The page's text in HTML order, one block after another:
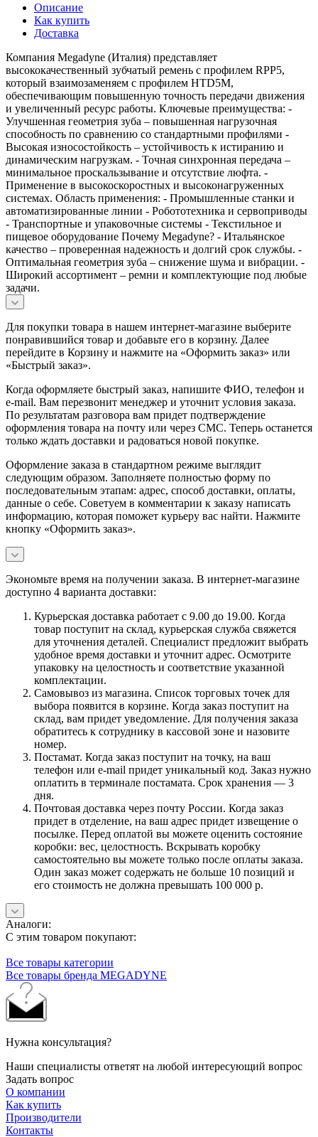
Описание
Как купить
Доставка
Компания Megadyne (Италия) представляет
высококачественный зубчатый ремень с профилем RPP5,
который взаимозаменяем с профилем HTD5M,
обеспечивающим повышенную точность передачи движения
и увеличенный ресурс работы. Ключевые преимущества: -
Улучшенная геометрия зуба – повышенная нагрузочная
способность по сравнению со стандартными профилями -
Высокая износостойкость – устойчивость к истиранию и
динамическим нагрузкам. - Точная синхронная передача –
минимальное проскальзывание и отсутствие люфта. -
Применение в высокоскоростных и высоконагруженных
системах. Область применения: - Промышленные станки и
автоматизированные линии - Робототехника и сервоприводы
- Транспортные и упаковочные системы - Текстильное и
пищевое оборудование Почему Megadyne? - Итальянское
качество – проверенная надежность и долгий срок службы. -
Оптимальная геометрия зуба – снижение шума и вибрации. -
Широкий ассортимент – ремни и комплектующие под любые
задачи.
Для покупки товара в нашем интернет-магазине выберите
понравившийся товар и добавьте его в корзину. Далее
перейдите в Корзину и нажмите на «Оформить заказ» или
«Быстрый заказ».
Когда оформляете быстрый заказ, напишите ФИО, телефон и
e-mail. Вам перезвонит менеджер и уточнит условия заказа.
По результатам разговора вам придет подтверждение
оформления товара на почту или через СМС. Теперь останется
только ждать доставки и радоваться новой покупке.
Оформление заказа в стандартном режиме выглядит
следующим образом. Заполняете полностью форму по
последовательным этапам: адрес, способ доставки, оплаты,
данные о себе. Советуем в комментарии к заказу написать
информацию, которая поможет курьеру вас найти. Нажмите
кнопку «Оформить заказ».
Экономьте время на получении заказа. В интернет-магазине
доступно 4 варианта доставки:
Курьерская доставка работает с 9.00 до 19.00. Когда
товар поступит на склад, курьерская служба свяжется
для уточнения деталей. Специалист предложит выбрать
удобное время доставки и уточнит адрес. Осмотрите
упаковку на целостность и соответствие указанной
комплектации.
Самовывоз из магазина. Список торговых точек для
выбора появится в корзине. Когда заказ поступит на
склад, вам придет уведомление. Для получения заказа
обратитесь к сотруднику в кассовой зоне и назовите
номер.
Постамат. Когда заказ поступит на точку, на ваш
телефон или e-mail придет уникальный код. Заказ нужно
оплатить в терминале постамата. Срок хранения — 3
дня.
Почтовая доставка через почту России. Когда заказ
придет в отделение, на ваш адрес придет извещение о
посылке. Перед оплатой вы можете оценить состояние
коробки: вес, целостность. Вскрывать коробку
самостоятельно вы можете только после оплаты заказа.
Один заказ может содержать не больше 10 позиций и
его стоимость не должна превышать 100 000 р.
Аналоги:
С этим товаром покупают:
Все товары категории
Все товары бренда MEGADYNE
Нужна консультация?
Наши специалисты ответят на любой интересующий вопрос
Задать вопрос
О компании
Как купить
Производители
Контакты